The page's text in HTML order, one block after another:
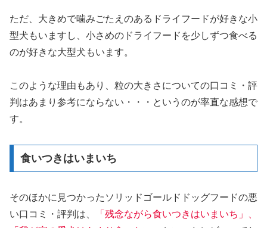
ただ、大きめで噛みごたえのあるドライフードが好きな小
型犬もいますし、小さめのドライフードを少しずつ食べる
のが好きな大型犬もいます。
このような理由もあり、粒の大きさについての口コミ・評
判はあまり参考にならない・・・というのが率直な感想で
す。
食いつきはいまいち
そのほかに見つかったソリッドゴールドドッグフードの悪
い口コミ・評判は、
「残念ながら食いつきはいまいち」、